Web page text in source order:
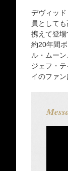
デヴィッ
員として
携えて登場
約20年間
ル・ムー
ジェフ・
イのファ